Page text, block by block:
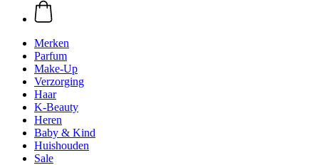
Merken
Parfum
Make-Up
Verzorging
Haar
K-Beauty
Heren
Baby & Kind
Huishouden
Sale